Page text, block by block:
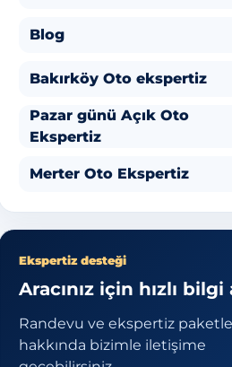
Blog
Bakırköy Oto ekspertiz
Pazar günü Açık Oto
Ekspertiz
Merter Oto Ekspertiz
Ekspertiz desteği
Aracınız için hızlı bilgi
Randevu ve ekspertiz
hakkında bizimle iletişime